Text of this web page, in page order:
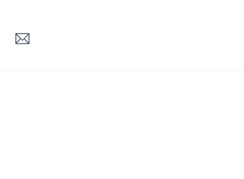
INSTAGRAM